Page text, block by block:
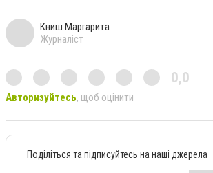
Книш Маргарита
Журналіст
0,0
Авторизуйтесь, щоб оцінити
Поділіться та підписуйтесь на наші джерела